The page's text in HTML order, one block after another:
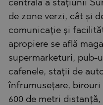
centrală a stațiunii
de zone verzi, cât și
comunicație și
apropiere se află
supermarketuri, pub-
cafenele, stații de
înfrumusețare, birouri
600 de metri distanță,